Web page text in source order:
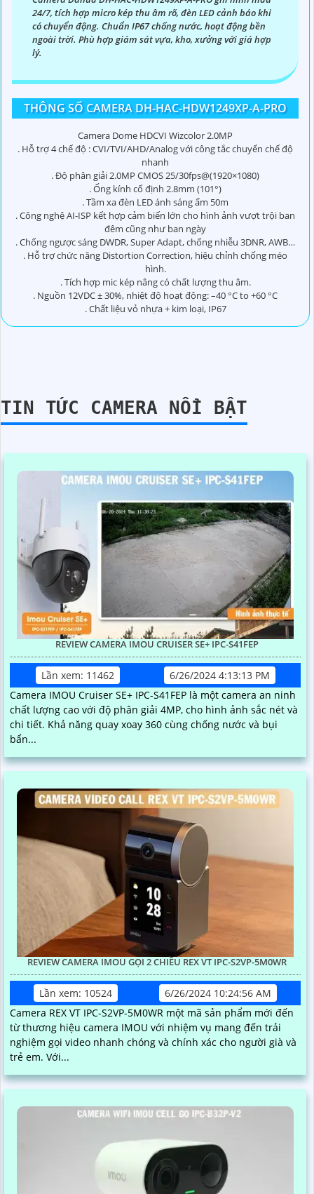
24/7, tích hợp micro kép thu âm rõ, đèn LED cảnh báo khi
có chuyển động. Chuẩn IP67 chống nước, hoạt động bền
ngoài trời. Phù hợp giám sát vựa, kho, xưởng với giá hợp
lý.
THÔNG SỐ CAMERA DH-HAC-HDW1249XP-A-PRO
Camera Dome HDCVI Wizcolor 2.0MP
. Hỗ trợ 4 chế độ : CVI/TVI/AHD/Analog với công tắc chuyển chế độ
nhanh
. Độ phân giải 2.0MP CMOS 25/30fps@(1920×1080)
. Ống kính cố định 2.8mm (101°)
. Tầm xa đèn LED ánh sáng ấm 50m
. Công nghệ AI-ISP kết hợp cảm biến lớn cho hình ảnh vượt trội ban
đêm cũng như ban ngày
. Chống ngược sáng DWDR, Super Adapt, chống nhiễu 3DNR, AWB…
. Hỗ trợ chức năng Distortion Correction, hiệu chỉnh chống méo
hình.
. Tích hợp mic kép nâng có chất lượng thu âm.
. Nguồn 12VDC ± 30%, nhiệt độ hoạt động: –40 °C to +60 °C
. Chất liệu vỏ nhựa + kim loại, IP67
TIN TỨC CAMERA NỔI BẬT
REVIEW CAMERA IMOU CRUISER SE+ IPC-S41FEP
Lần xem: 11462
6/26/2024 4:13:13 PM
Camera IMOU Cruiser SE+ IPC-S41FEP là một camera an ninh
chất lượng cao với độ phân giải 4MP, cho hình ảnh sắc nét và
chi tiết. Khả năng quay xoay 360 cùng chống nước và bụi
bẩn...
REVIEW CAMERA IMOU GỌI 2 CHIỀU REX VT IPC-S2VP-5M0WR
Lần xem: 10524
6/26/2024 10:24:56 AM
Camera REX VT IPC-S2VP-5M0WR một mã sản phẩm mới đến
từ thương hiệu camera IMOU với nhiệm vụ mang đến trải
nghiệm gọi video nhanh chóng và chính xác cho người già và
trẻ em. Với...